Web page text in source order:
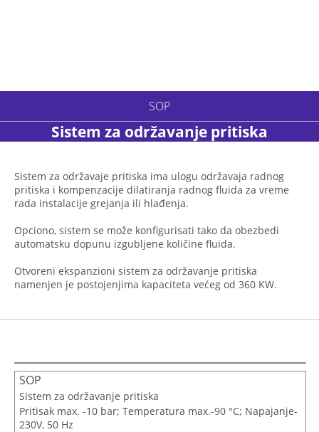
SOP
Sistem za održavanje pritiska
Sistem za održavaje pritiska ima ulogu održavaja radnog
pritiska i kompenzacije dilatiranja radnog fluida za vreme
rada instalacije grejanja ili hlađenja.
Opciono, sistem se može konfigurisati tako da obezbedi
automatsku dopunu izgubljene količine fluida.
Otvoreni ekspanzioni sistem za održavanje pritiska
namenjen je postojenjima kapaciteta većeg od 360 KW.
SOP
Sistem za održavanje pritiska
Pritisak max. -10 bar; Temperatura max.-90 °C; Napajanje-
230V, 50 Hz